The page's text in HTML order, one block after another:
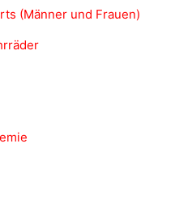
(Männer und Frauen)